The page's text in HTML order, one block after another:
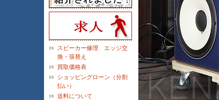
スピーカー修理 エッジ交
換・張替え
買取価格表
ショッピングローン（分割
払い）
送料について